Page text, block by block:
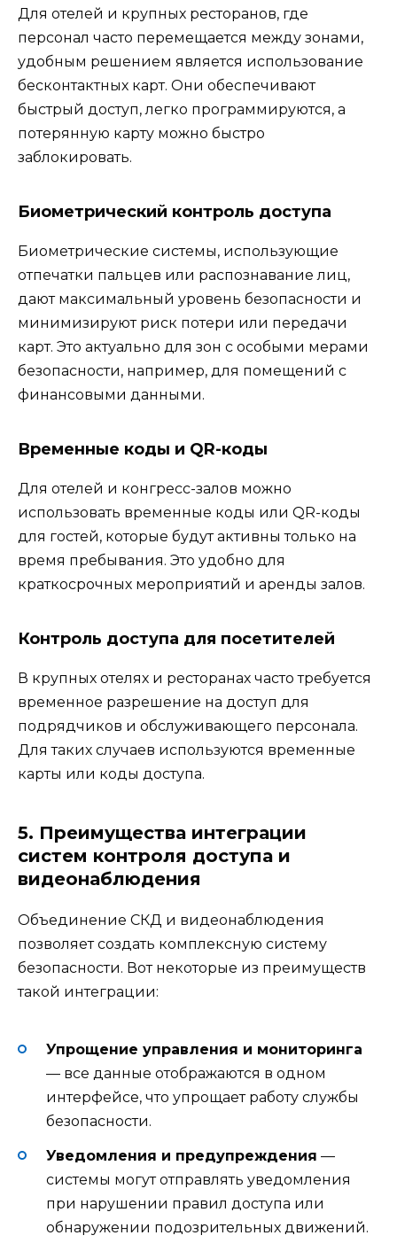
Для отелей и крупных ресторанов, где
персонал часто перемещается между зонами,
удобным решением является использование
бесконтактных карт. Они обеспечивают
быстрый доступ, легко программируются, а
потерянную карту можно быстро
заблокировать.
Биометрический контроль доступа
Биометрические системы, использующие
отпечатки пальцев или распознавание лиц,
дают максимальный уровень безопасности и
минимизируют риск потери или передачи
карт. Это актуально для зон с особыми мерами
безопасности, например, для помещений с
финансовыми данными.
Временные коды и QR-коды
Для отелей и конгресс-залов можно
использовать временные коды или QR-коды
для гостей, которые будут активны только на
время пребывания. Это удобно для
краткосрочных мероприятий и аренды залов.
Контроль доступа для посетителей
В крупных отелях и ресторанах часто требуется
временное разрешение на доступ для
подрядчиков и обслуживающего персонала.
Для таких случаев используются временные
карты или коды доступа.
5. Преимущества интеграции
систем контроля доступа и
видеонаблюдения
Объединение СКД и видеонаблюдения
позволяет создать комплексную систему
безопасности. Вот некоторые из преимуществ
такой интеграции:
Упрощение управления и мониторинга
— все данные отображаются в одном
интерфейсе, что упрощает работу службы
безопасности.
Уведомления и предупреждения —
системы могут отправлять уведомления
при нарушении правил доступа или
обнаружении подозрительных движений.